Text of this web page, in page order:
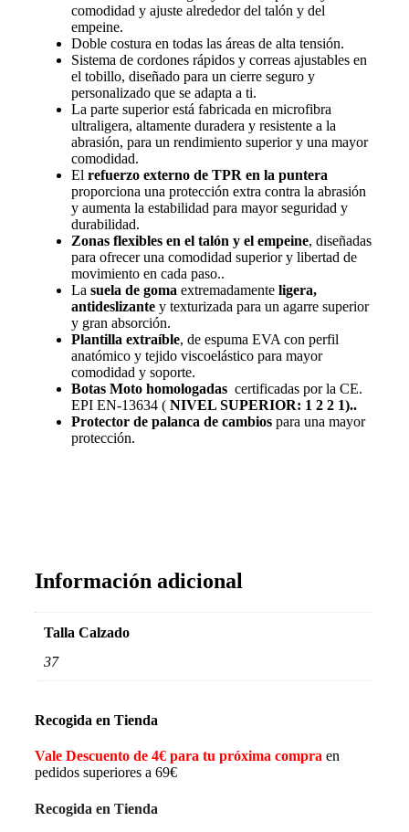
comodidad y ajuste alrededor del talón y del
empeine.
Doble costura en todas las áreas de alta tensión.
Sistema de cordones rápidos y correas ajustables en
el tobillo, diseñado para un cierre seguro y
personalizado que se adapta a ti.
La parte superior está fabricada en microfibra
ultraligera, altamente duradera y resistente a la
abrasión, para un rendimiento superior y una mayor
comodidad.
El refuerzo externo de TPR en la puntera
proporciona una protección extra contra la abrasión
y aumenta la estabilidad para mayor seguridad y
durabilidad.
Zonas flexibles en el talón y el empeine, diseñadas
para ofrecer una comodidad superior y libertad de
movimiento en cada paso..
La suela de goma extremadamente ligera,
antideslizante y texturizada para un agarre superior
y gran absorción.
Plantilla extraíble, de espuma EVA con perfil
anatómico y tejido viscoelástico para mayor
comodidad y soporte.
Botas Moto homologadas certificadas por la CE.
EPI EN-13634 ( NIVEL SUPERIOR: 1 2 2 1)..
Protector de palanca de cambios para una mayor
protección.
Información adicional
Talla Calzado
37
Recogida en Tienda
Vale Descuento de 4€ para tu próxima compra en
pedidos superiores a 69€
Recogida en Tienda